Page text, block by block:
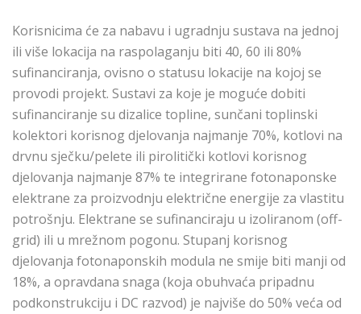
Korisnicima će za nabavu i ugradnju sustava na jednoj
ili više lokacija na raspolaganju biti 40, 60 ili 80%
sufinanciranja, ovisno o statusu lokacije na kojoj se
provodi projekt. Sustavi za koje je moguće dobiti
sufinanciranje su dizalice topline, sunčani toplinski
kolektori korisnog djelovanja najmanje 70%, kotlovi na
drvnu sječku/pelete ili pirolitički kotlovi korisnog
djelovanja najmanje 87% te integrirane fotonaponske
elektrane za proizvodnju električne energije za vlastitu
potrošnju. Elektrane se sufinanciraju u izoliranom (off-
grid) ili u mrežnom pogonu. Stupanj korisnog
djelovanja fotonaponskih modula ne smije biti manji od
18%, a opravdana snaga (koja obuhvaća pripadnu
podkonstrukciju i DC razvod) je najviše do 50% veća od